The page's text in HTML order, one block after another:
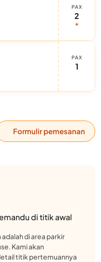
PAX
2
+
PAX
1
Formulir pemesanan
di titik awal
di area parkir
Kami akan
titik pertemuannya